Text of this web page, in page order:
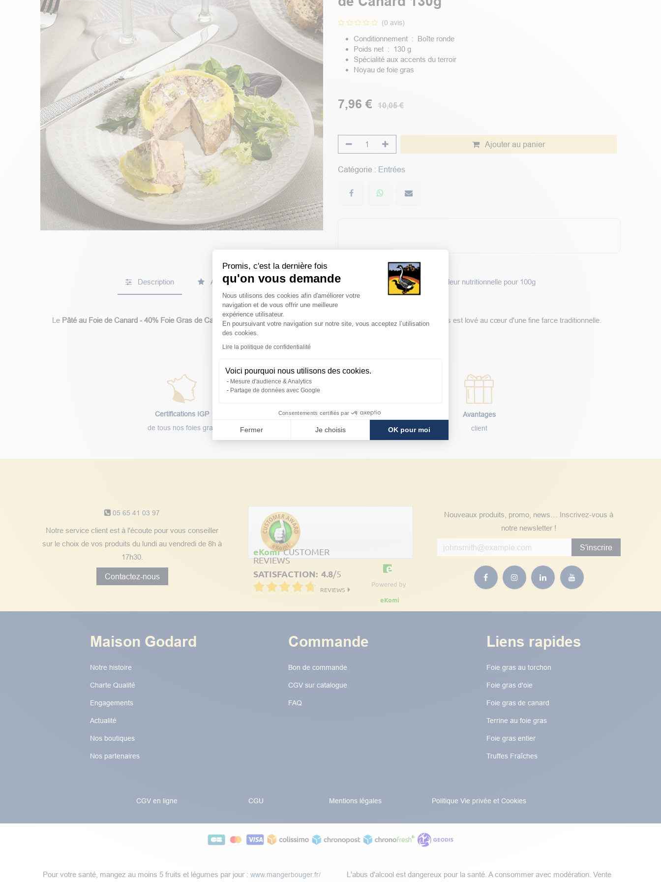
Promis, c'est la dernière fois
qu'on vous demande
Plateforme de Gestion du Consentement : Personnalisez vos Options
Nous utilisons des cookies afin d'améliorer votre
navigation et de vous offrir une meilleure
expérience utilisateur.
En poursuivant votre navigation sur notre site, vous acceptez l’utilisation
des cookies.
Lire la politique de confidentialité
Voici pourquoi nous utilisons des cookies.
Mesure d'audience & Analytics
Partage de données avec Google
Consentements certifiés par
Fermer Je choisis OK pour moi
Axeptio consent
(0 avis)
Conditionnement : Boîte ronde
Poids net : 130 g
Spécialité aux accents du terroir
Noyau de foie gras
7,96 € 10,05€
Ajouter au panier
Catégorie : Entrées
Description Avis des clients Ingrédients et autres informations Valeur nutritionnelle pour 100g
Le Pâté au Foie de Canard - 40% Foie Gras de Canardest un délicieux pâté aux accents du terroir dont le noyau de foie gras est lové au cœur d'une fine farce traditionnelle.
Certifications IGP
de tous nos foies gras
Livraison
Paiement
sécurisé
Avantages
client
05 65 41 03 97
Notre service client est à l'écoute pour vous conseiller
sur le choix de vos produits du lundi au vendredi de 8h à
17h30.
Contactez-nous
eKomi CUSTOMER
REVIEWS
SATISFACTION: 4.8/5
REVIEWS
Powered by
eKomi
Nouveaux produits, promo, news… Inscrivez-vous à
notre newsletter !
S'inscrire
Maison Godard
Notre histoire
Charte Qualité
Engagements
Actualité
Nos boutiques
Nos partenaires
Commande
Bon de commande
CGV sur catalogue
FAQ
Liens rapides
Foie gras au torchon​​​​
Foie gras d'oie
Foie gras de canard
Terrine au foie gras
Foie gras entier
Truffes Fraîches
CGV en ligne CGU Mentions légales Politique Vie privée et Cookies
Pour votre santé, mangez au moins 5 fruits et légumes par jour :www.mangerbouger.fr/ ​L'abus d'alcool est dangereux pour la santé. A consommer avec modération.​​ Vente